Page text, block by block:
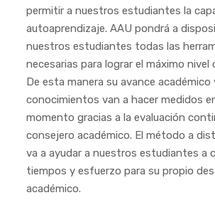
permitir a nuestros estudiantes la
autoaprendizaje. AAU pondrá a
nuestros estudiantes todas las
necesarias para lograr el máximo nivel
De esta manera su avance académico
conocimientos van a hacer medidos
momento gracias a la evaluación
consejero académico. El método a
va a ayudar a nuestros estudiantes a
tiempos y esfuerzo para su propio
académico.